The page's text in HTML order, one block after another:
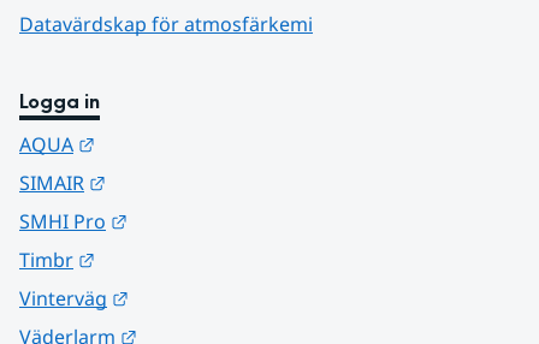
Datavärdskap för atmosfärkemi
Logga in
AQUA
SIMAIR
SMHI Pro
Timbr
Vinterväg
Väderlarm